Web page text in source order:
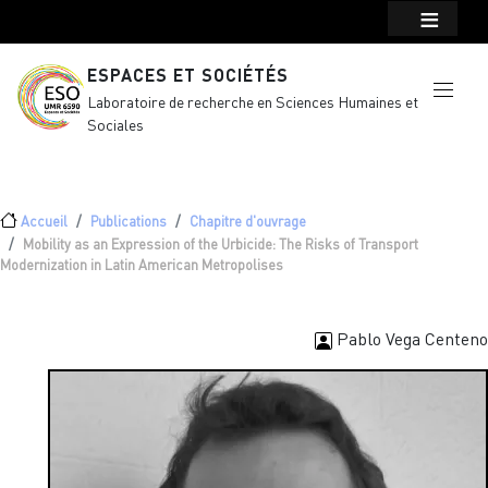
ESPACES ET SOCIÉTÉS
Laboratoire de recherche en Sciences Humaines et
Sociales
Fil d'Ariane
Accueil Publications
Chapitre d'ouvrage
Mobility as an Expression of the Urbicide: The Risks of Transport
Modernization in Latin American Metropolises
Pablo Vega Centeno